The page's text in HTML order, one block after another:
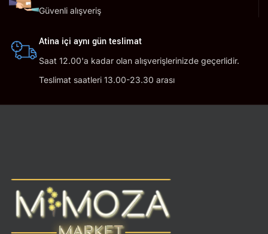
Güvenli alışveriş
Atina içi aynı gün teslimat
Saat 12.00'a kadar olan alışverişlerinizde geçerlidir.
Teslimat saatleri 13.00-23.30 arası